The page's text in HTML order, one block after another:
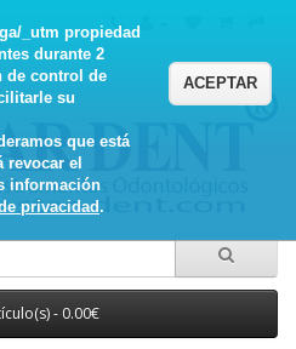
_utm propiedad
durante 2
de control de
su
que está
revocar el
información
privacidad.
ACEPTAR
- 0.00€